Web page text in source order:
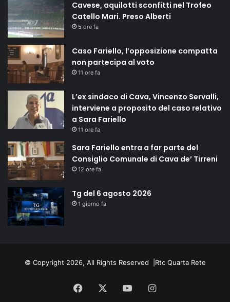
Cavese, aquilotti sconfitti nel Trofeo
Catello Mari. Preso Alberti
5 ore fa
Caso Fariello, l’opposizione compatta
non partecipa al voto
11 ore fa
L’ex sindaco di Cava, Vincenzo Servalli,
interviene a proposito del caso relativo
a Sara Fariello
11 ore fa
Sara Fariello entra a far parte del
Consiglio Comunale di Cava de’ Tirreni
12 ore fa
Tg del 6 agosto 2026
1 giorno fa
© Copyright 2026, All Rights Reserved | Rtc Quarta Rete
Facebook Instagram